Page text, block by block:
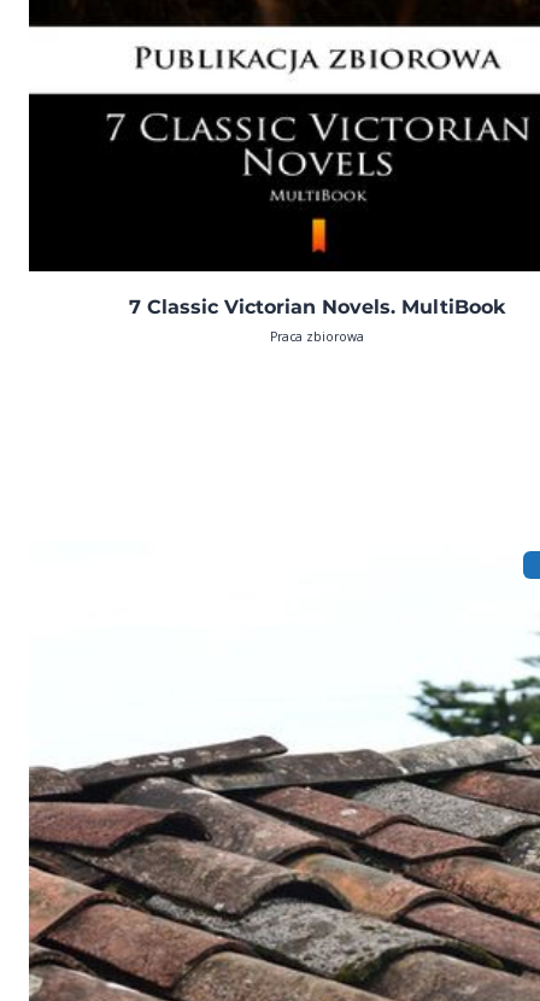
7 Classic Victorian Novels. MultiBook
Praca zbiorowa